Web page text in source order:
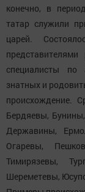
конечно, в
татар служили
царей.
специалисты по
знатных и
происхождение.
Бердяевы,
Державины,
Огаревы,
Тимирязевы,
Шереметевы,